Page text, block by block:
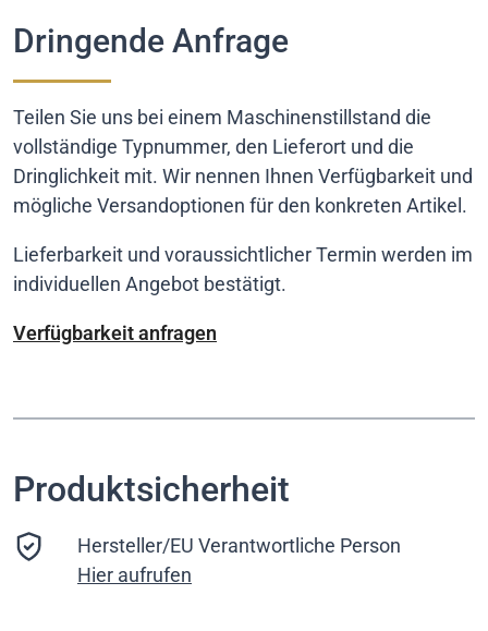
Dringende Anfrage
Teilen Sie uns bei einem Maschinenstillstand die
vollständige Typnummer, den Lieferort und die
Dringlichkeit mit. Wir nennen Ihnen Verfügbarkeit und
mögliche Versandoptionen für den konkreten Artikel.
Lieferbarkeit und voraussichtlicher Termin werden im
individuellen Angebot bestätigt.
Verfügbarkeit anfragen
Produktsicherheit
Hersteller/EU Verantwortliche Person
Hier aufrufen